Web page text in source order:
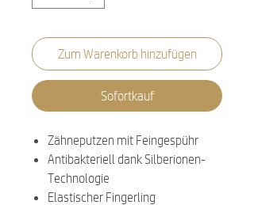
Zum Warenkorb hinzufügen
Sofortkauf
Zähneputzen mit Feingespühr
Antibakteriell dank Silberionen-
Technologie
Elastischer Fingerling